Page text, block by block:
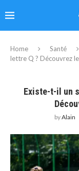
Home Santé
lettre Q ? Découvrez
Existe-t-il un
byAlain